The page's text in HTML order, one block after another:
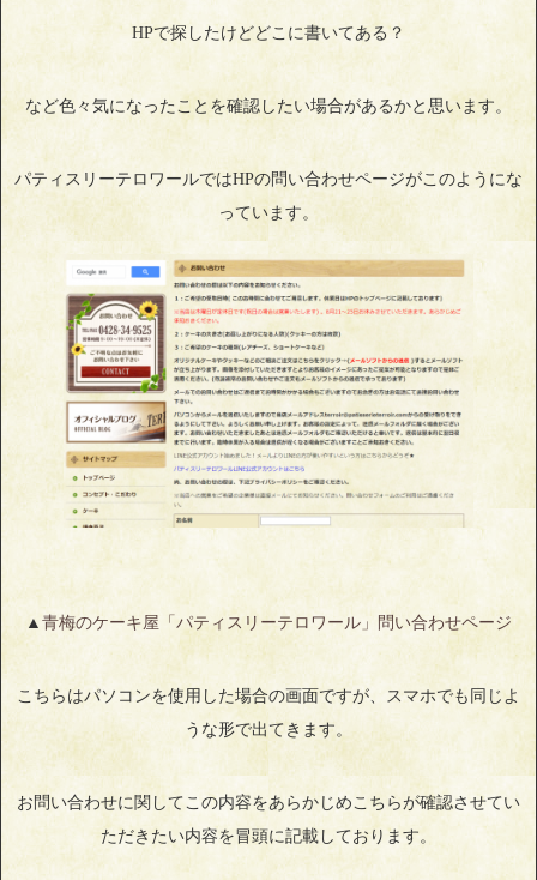
HPで探したけどどこに書いてある？
など色々気になったことを確認したい場合があるかと思います。
パティスリーテロワールではHPの問い合わせページがこのようにな
っています。
▲ 青梅のケーキ屋「パティスリーテロワール」問い合わせページ
こちらはパソコンを使用した場合の画面ですが、スマホでも同じよ
うな形で出てきます。
お問い合わせに関してこの内容をあらかじめこちらが確認させてい
ただきたい内容を冒頭に記載しております。